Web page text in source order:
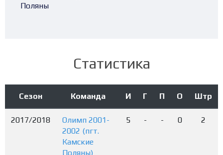
Поляны
Статистика
Сезон Команда И Г П О Штр
2017/2018
Олимп 2001-
2002 (пгт.
Камские
Поляны)
5 - - 0 2